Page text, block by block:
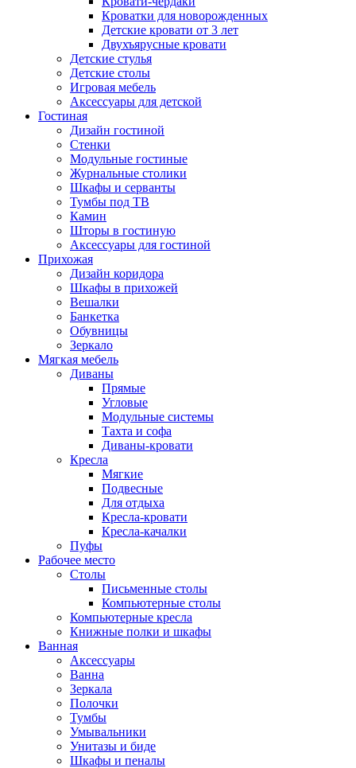
Кроватки для новорожденных
Детские кровати от 3 лет
Двухъярусные кровати
Детские стулья
Детские столы
Игровая мебель
Аксессуары для детской
Гостиная
Дизайн гостиной
Стенки
Модульные гостиные
Журнальные столики
Шкафы и серванты
Тумбы под ТВ
Камин
Шторы в гостиную
Аксессуары для гостиной
Прихожая
Дизайн коридора
Шкафы в прихожей
Вешалки
Банкетка
Обувницы
Зеркало
Мягкая мебель
Диваны
Прямые
Угловые
Модульные системы
Тахта и софа
Диваны-кровати
Кресла
Мягкие
Подвесные
Для отдыха
Кресла-кровати
Кресла-качалки
Пуфы
Рабочее место
Столы
Письменные столы
Компьютерные столы
Компьютерные кресла
Книжные полки и шкафы
Ванная
Аксессуары
Ванна
Зеркала
Полочки
Тумбы
Умывальники
Унитазы и биде
Шкафы и пеналы